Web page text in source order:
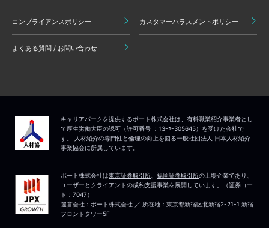
コンプライアンスポリシー カスタマーハラスメントポリシー
よくある質問 / お問い合わせ